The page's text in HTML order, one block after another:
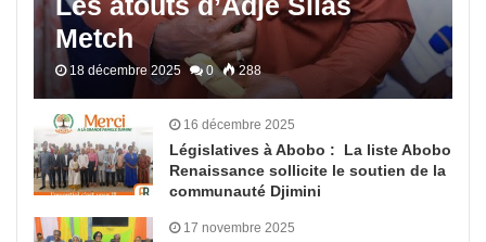
Metch
18 décembre 2025 0 288
16 décembre 2025
Législatives à Abobo : La liste Abobo
Renaissance sollicite le soutien de la
communauté Djimini
17 novembre 2025